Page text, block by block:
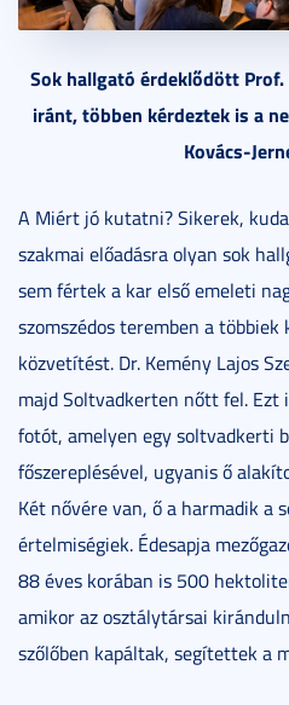
Sok hallgató érdeklődött Prof.
iránt, többen kérdeztek is a
Kovács-
A Miért jó kutatni? Sikerek,
szakmai előadásra olyan sok
sem fértek a kar első emeleti
szomszédos teremben a
közvetítést. Dr. Kemény Lajos
majd Soltvadkerten nőtt fel.
fotót, amelyen egy soltvadkerti
főszereplésével, ugyanis ő
Két nővére van, ő a harmadik a
értelmiségiek. Édesapja
88 éves korában is 500
amikor az osztálytársai
szőlőben kapáltak, segítettek a